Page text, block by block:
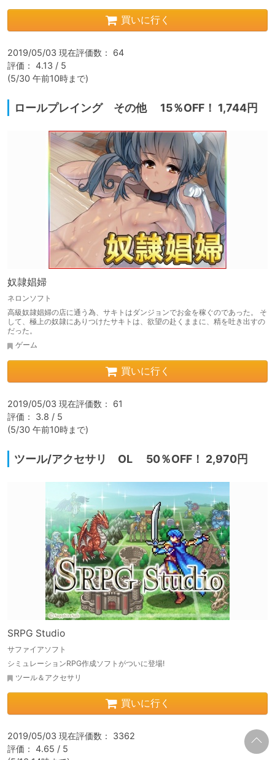
買いに行く
2019/05/03 現在評価数： 64
評価： 4.13 / 5
(5/30 午前10時まで)
ロールプレイング その他 15％OFF！ 1,744円
奴隷娼婦
ネロンソフト
高級奴隷娼婦の店に通う為、サキトはダンジョンでお金を稼ぐのであった。 そ
して、極上の奴隷にありつけたサキトは、欲望の赴くままに、精を吐き出すの
だった。
ゲーム
買いに行く
2019/05/03 現在評価数： 61
評価： 3.8 / 5
(5/30 午前10時まで)
ツール/アクセサリ OL 50％OFF！ 2,970円
SRPG Studio
サファイアソフト
シミュレーションRPG作成ソフトがついに登場!
ツール＆アクセサリ
買いに行く
2019/05/03 現在評価数： 3362
評価： 4.65 / 5